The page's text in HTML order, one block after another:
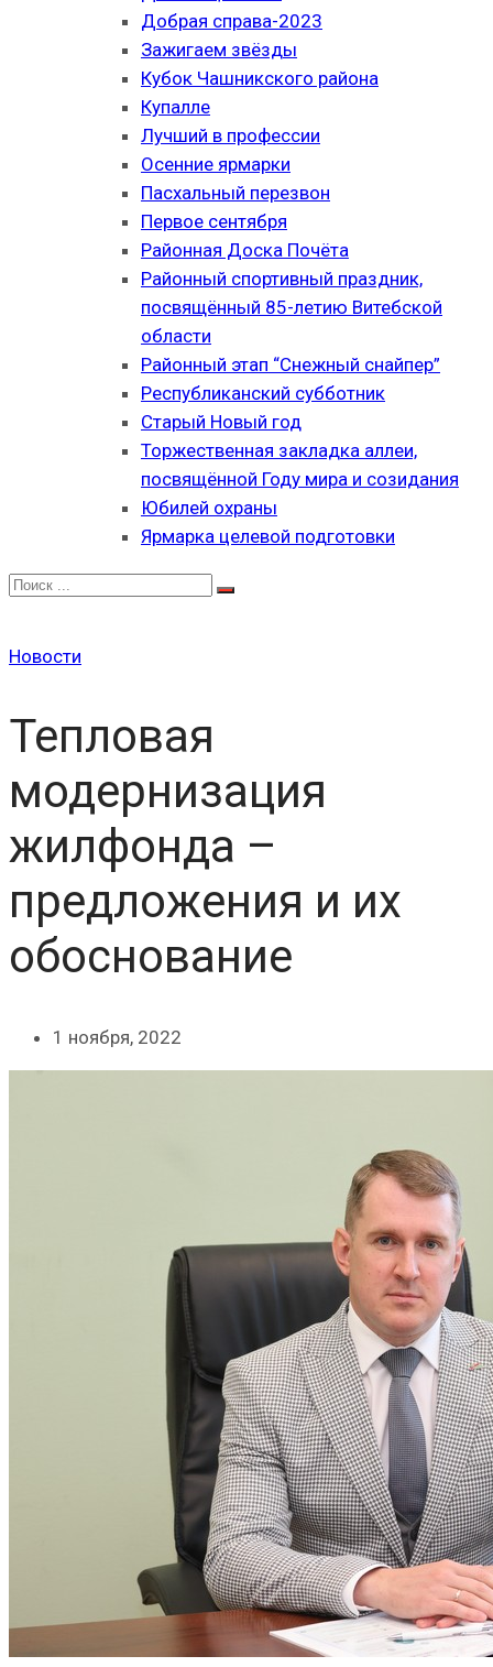
Добрая справа-2023
Зажигаем звёзды
Кубок Чашникского района
Купалле
Лучший в профессии
Осенние ярмарки
Пасхальный перезвон
Первое сентября
Районная Доска Почёта
Районный спортивный праздник,
посвящённый 85-летию Витебской
области
Районный этап “Снежный снайпер”
Республиканский субботник
Старый Новый год
Торжественная закладка аллеи,
посвящённой Году мира и созидания
Юбилей охраны
Ярмарка целевой подготовки
Новости
Тепловая
модернизация
жилфонда –
предложения и их
обоснование
1 ноября, 2022